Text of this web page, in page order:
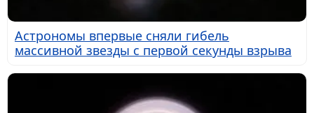
Астрономы впервые сняли гибель
массивной звезды с первой секунды взрыва